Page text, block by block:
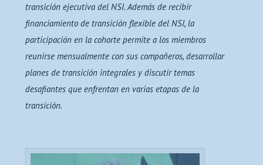
transición ejecutiva del NSI. Además de recibir
financiamiento de transición flexible del NSI, la
participación en la cohorte permite a los miembros
reunirse mensualmente con sus compañeros, desarrollar
planes de transición integrales y discutir temas
desafiantes que enfrentan en varias etapas de la
transición.